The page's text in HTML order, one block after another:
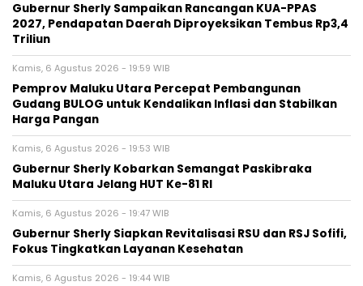
Gubernur Sherly Sampaikan Rancangan KUA-PPAS
2027, Pendapatan Daerah Diproyeksikan Tembus Rp3,4
Triliun
Kamis, 6 Agustus 2026 - 19:59 WIB
Pemprov Maluku Utara Percepat Pembangunan
Gudang BULOG untuk Kendalikan Inflasi dan Stabilkan
Harga Pangan
Kamis, 6 Agustus 2026 - 19:53 WIB
Gubernur Sherly Kobarkan Semangat Paskibraka
Maluku Utara Jelang HUT Ke-81 RI
Kamis, 6 Agustus 2026 - 19:47 WIB
Gubernur Sherly Siapkan Revitalisasi RSU dan RSJ Sofifi,
Fokus Tingkatkan Layanan Kesehatan
Kamis, 6 Agustus 2026 - 19:44 WIB